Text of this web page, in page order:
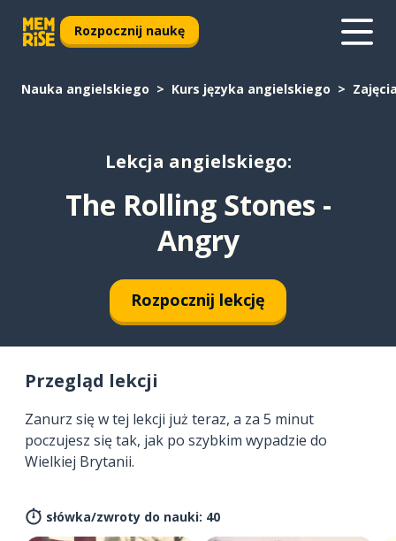
Rozpocznij naukę
Nauka angielskiego Kurs języka angielskiego
Lekcja angielskiego:
The Rolling Stones -
Angry
Rozpocznij lekcję
Przegląd lekcji
Zanurz się w tej lekcji już teraz, a za 5 minut
poczujesz się tak, jak po szybkim wypadzie do
Wielkiej Brytanii.
słówka/zwroty do nauki: 40